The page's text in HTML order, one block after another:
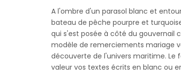
A l'ombre d'un parasol blanc et
bateau de pêche pourpre et
qui s'est posée à côté du gouvernail
modèle de remerciements mariage
découverte de l'univers maritime.
valeur vos textes écrits en blanc ou